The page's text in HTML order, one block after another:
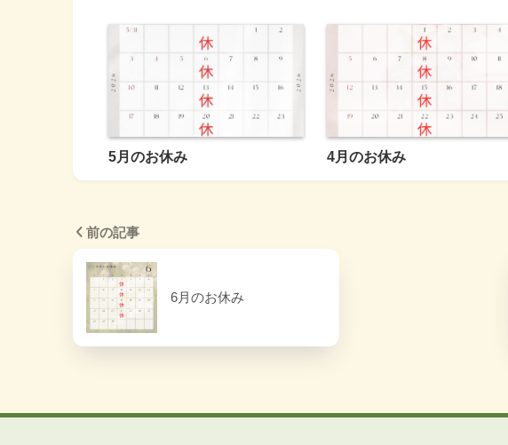
5月のお休み 4月のお休み
前の記事
6月のお休み